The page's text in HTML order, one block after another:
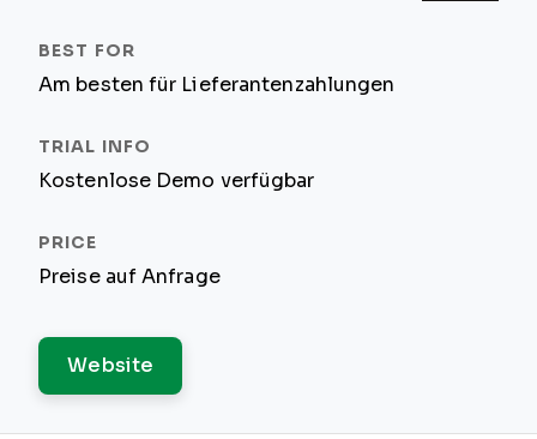
Am besten für Lieferantenzahlungen
Kostenlose Demo verfügbar
Preise auf Anfrage
Website